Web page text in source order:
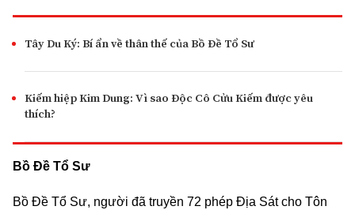
Tây Du Ký: Bí ẩn về thân thế của Bồ Đề Tổ Sư
Kiếm hiệp Kim Dung: Vì sao Độc Cô Cửu Kiếm được yêu
thích?
Bồ Đề Tổ Sư
Bồ Đề Tổ Sư, người đã truyền 72 phép Địa Sát cho Tôn